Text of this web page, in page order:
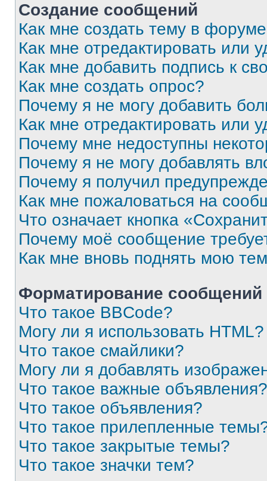
Создание сообщений
Как мне создать тему в
Как мне отредактировать или
Как мне добавить подпись к
Как мне создать опрос?
Почему я не могу добавить
Как мне отредактировать или
Почему мне недоступны
Почему я не могу добавлять
Почему я получил
Как мне пожаловаться на
Что означает кнопка
Почему моё сообщение
Как мне вновь поднять мою
Форматирование
Что такое BBCode?
Могу ли я использовать HTML?
Что такое смайлики?
Могу ли я добавлять
Что такое важные объявления?
Что такое объявления?
Что такое прилепленные
Что такое закрытые темы?
Что такое значки тем?